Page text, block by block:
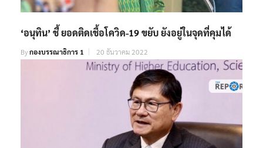
‘อนุทิน’ ชี้ ยอดติดเชื้อโควิด-19 ขยับ ยังอยู่ในจุดที่คุมได้
Byกองบรรณาธิการ 1 20 ธันวาคม 2022